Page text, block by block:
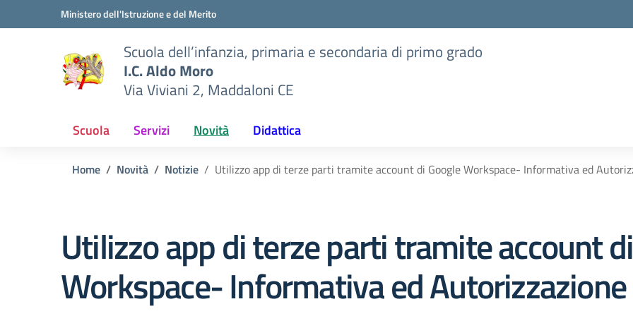
Vai ai contenuti
Vai al menu di navigazioneMinistero dell'Istruzione e del Merito
Scuola dell’infanzia, primaria e secondaria di primo grado
I.C. Aldo Moro
Via Viviani 2, Maddaloni CE
Scuola Servizi Novità Didattica
Home Novità Notizie Utilizzo app di terze parti tramite account di Google Workspace- Informativa ed
Utilizzo app di terze parti tramite account
Workspace- Informativa ed Autorizzazione